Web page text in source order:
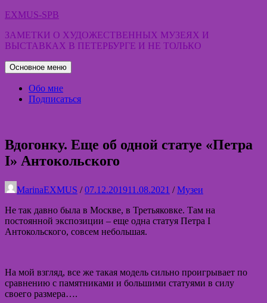
Перейти
содержимому
EXMUS-SPB
ЗАМЕТКИ О ХУДОЖЕСТВЕННЫХ МУЗЕЯХ И
ВЫСТАВКАХ В ПЕТЕРБУРГЕ И НЕ ТОЛЬКО
Основное меню
Обо мне
Подписаться
Вдогонку. Еще об одной статуе «Петра
I» Антокольского
MarinaEXMUS / 07.12.201911.08.2021 / Музеи
Не так давно была в Москве, в Третьяковке. Там на
постоянной экспозиции – еще одна статуя Петра I
Антокольского, совсем небольшая.
На мой взгляд, все же такая модель сильно проигрывает по
сравнению с памятниками и большими статуями в силу
своего размера….